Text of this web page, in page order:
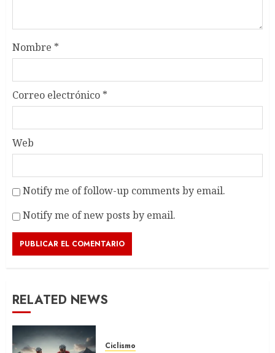
Nombre *
Correo electrónico *
Web
Notify me of follow-up comments by email.
Notify me of new posts by email.
RELATED NEWS
Ciclismo